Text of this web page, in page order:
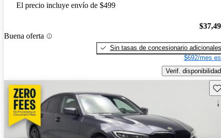
El precio incluye envío de $499
Buena oferta
Sin tasas de concesionario adicionales
$692/mes
Verif. disponibilidad